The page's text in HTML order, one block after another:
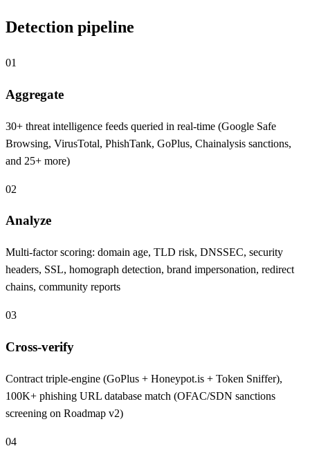
Detection pipeline
01
Aggregate
30+ threat intelligence feeds queried in real-time (Google Safe
Browsing, VirusTotal, PhishTank, GoPlus, Chainalysis sanctions,
and 25+ more)
02
Analyze
Multi-factor scoring: domain age, TLD risk, DNSSEC, security
headers, SSL, homograph detection, brand impersonation, redirect
chains, community reports
03
Cross-verify
Contract triple-engine (GoPlus + Honeypot.is + Token Sniffer),
100K+ phishing URL database match (OFAC/SDN sanctions
screening on Roadmap v2)
04